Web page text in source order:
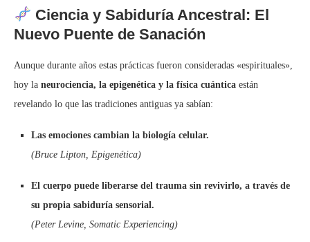
Ciencia y Sabiduría Ancestral: El
Nuevo Puente de Sanación
Aunque durante años estas prácticas fueron consideradas «espirituales»,
hoy la neurociencia, la epigenética y la física cuántica están
revelando lo que las tradiciones antiguas ya sabían:
Las emociones cambian la biología celular.
(Bruce Lipton, Epigenética)
El cuerpo puede liberarse del trauma sin revivirlo, a través de
su propia sabiduría sensorial.
(Peter Levine, Somatic Experiencing)